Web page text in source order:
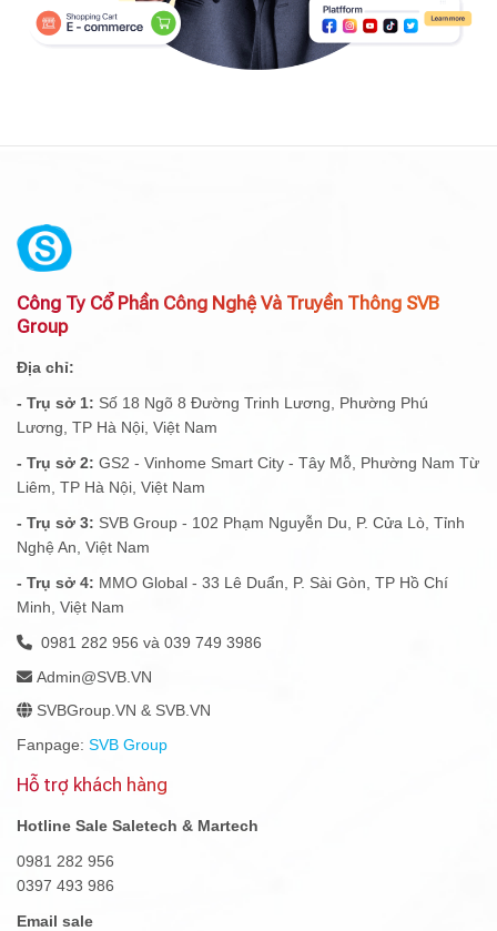
Công Ty Cổ Phần Công Nghệ Và Truyền Thông SVB
Group
Địa chỉ:
- Trụ sở 1: Số 18 Ngõ 8 Đường Trinh Lương, Phường Phú
Lương, TP Hà Nội, Việt Nam
- Trụ sở 2: GS2 - Vinhome Smart City - Tây Mỗ, Phường Nam Từ
Liêm, TP Hà Nội, Việt Nam
- Trụ sở 3: SVB Group - 102 Phạm Nguyễn Du, P. Cửa Lò, Tỉnh
Nghệ An, Việt Nam
- Trụ sở 4: MMO Global - 33 Lê Duẩn, P. Sài Gòn, TP Hồ Chí
Minh, Việt Nam
0981 282 956 và 039 749 3986
Admin@SVB.VN
SVBGroup.VN & SVB.VN
Fanpage: SVB Group
Hỗ trợ khách hàng
Hotline Sale Saletech & Martech
0981 282 956
0397 493 986
Email sale